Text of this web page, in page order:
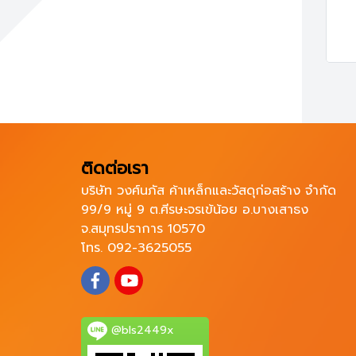
ติดต่อเรา
บริษัท วงศ์นภัส ค้าเหล็กและวัสดุก่อสร้าง จำกัด
99/9 หมู่ 9 ต.ศีรษะจรเข้น้อย อ.บางเสาธง
จ.สมุทรปราการ 10570
โทร. 092-3625055
@bls2449x